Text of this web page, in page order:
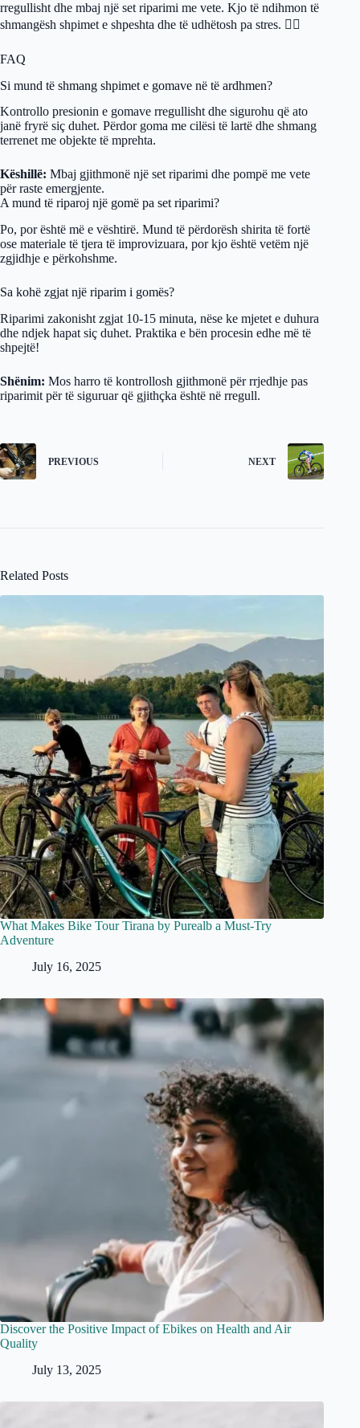
rregullisht dhe mbaj një set riparimi me vete. Kjo të ndihmon të
shmangësh shpimet e shpeshta dhe të udhëtosh pa stres. 🚴‍♀️
FAQ
Si mund të shmang shpimet e gomave në të ardhmen?
Kontrollo presionin e gomave rregullisht dhe sigurohu që ato
janë fryrë siç duhet. Përdor goma me cilësi të lartë dhe shmang
terrenet me objekte të mprehta.
Këshillë: Mbaj gjithmonë një set riparimi dhe pompë me vete
për raste emergjente.
A mund të riparoj një gomë pa set riparimi?
Po, por është më e vështirë. Mund të përdorësh shirita të fortë
ose materiale të tjera të improvizuara, por kjo është vetëm një
zgjidhje e përkohshme.
Sa kohë zgjat një riparim i gomës?
Riparimi zakonisht zgjat 10-15 minuta, nëse ke mjetet e duhura
dhe ndjek hapat siç duhet. Praktika e bën procesin edhe më të
shpejtë!
Shënim: Mos harro të kontrollosh gjithmonë për rrjedhje pas
riparimit për të siguruar që gjithçka është në rregull.
PREVIOUS NEXT
Related Posts
What Makes Bike Tour Tirana by Purealb a Must-Try
Adventure
July 16, 2025
Discover the Positive Impact of Ebikes on Health and Air
Quality
July 13, 2025